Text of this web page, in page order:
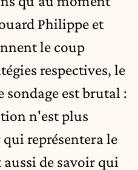
Philippe et
le coup
respectives, le
sondage est brutal :
n'est plus
représentera le
de savoir qui